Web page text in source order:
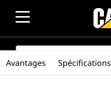
SEARCH
Avantages Spécifications